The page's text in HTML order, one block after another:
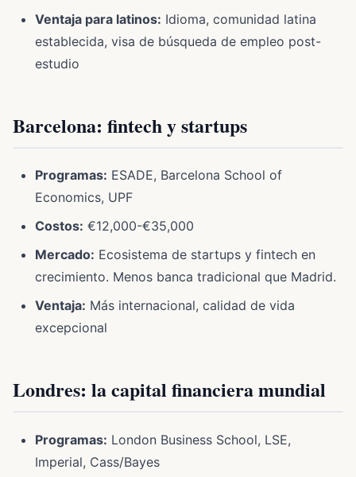
Ventaja para latinos: Idioma, comunidad latina
establecida, visa de búsqueda de empleo post-
estudio
Barcelona: fintech y startups
Programas: ESADE, Barcelona School of
Economics, UPF
Costos: €12,000-€35,000
Mercado: Ecosistema de startups y fintech en
crecimiento. Menos banca tradicional que Madrid.
Ventaja: Más internacional, calidad de vida
excepcional
Londres: la capital financiera mundial
Programas: London Business School, LSE,
Imperial, Cass/Bayes